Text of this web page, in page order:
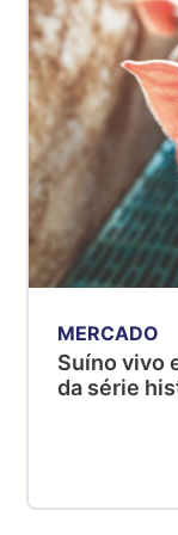
R$ 5,08
kg
Suíno -
MG
R$ 5,05
kg
Suíno - Estadual
PR
R$ 4,53
Suíno - Estadual
SC
R$ 4,48
R$ 4,63
MERCADO
Suíno vivo
da série